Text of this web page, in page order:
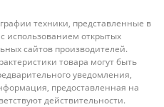
техники, представленные в
использованием открытых
сайтов производителей.
товара могут быть
уведомления,
предоставленная на
действительности.